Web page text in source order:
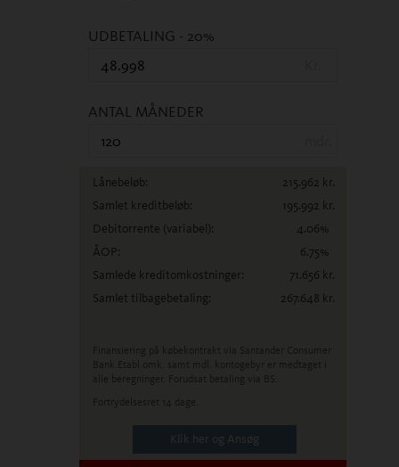
UDBETALING - 20%
ANTAL MÅNEDER
Lånebeløb: 215.962 kr.
Samlet kreditbeløb:
195.992 kr.
Debitorrente (variabel): 4.06%
ÅOP:
6.75%
Samlede kreditomkostninger:
71.656 kr.
Samlet tilbagebetaling:
267.648 kr.
Finansiering på købekontrakt via Santander Consumer
Bank.
Etabl.omk. samt mdl. kontogebyr er medtaget i
alle beregninger. Forudsat betaling via BS.
Fortrydelsesret 14 dage.
Klik her og Ansøg